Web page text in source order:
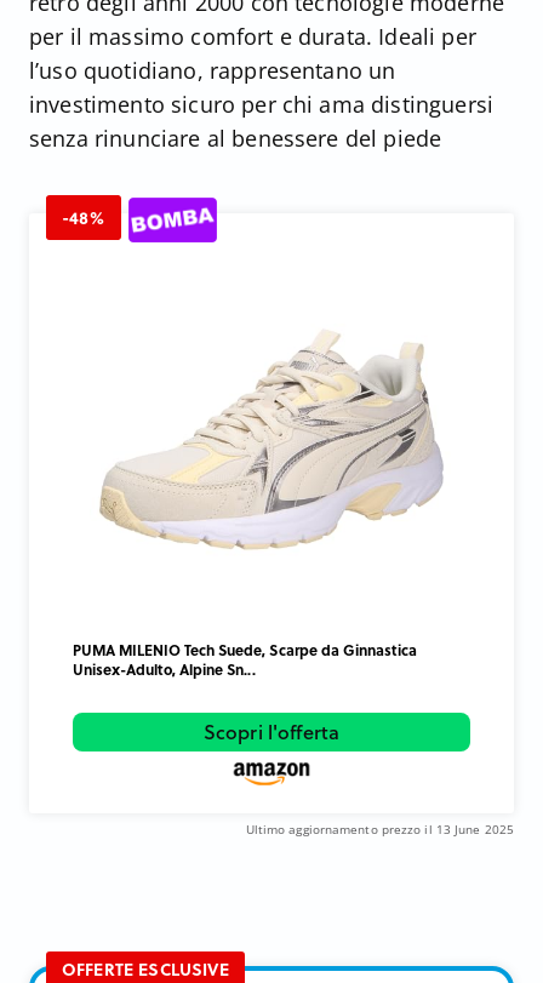
per il massimo comfort e durata. Ideali per
l’uso quotidiano, rappresentano un
investimento sicuro per chi ama distinguersi
senza rinunciare al benessere del piede
-48%
PUMA MILENIO Tech Suede, Scarpe da Ginnastica
Unisex-Adulto, Alpine Sn...
Scopri l'offerta
Ultimo aggiornamento prezzo il 13 June 2025
OFFERTE ESCLUSIVE